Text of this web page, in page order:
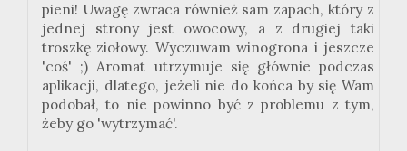
pieni! Uwagę zwraca również sam zapach, który z
jednej strony jest owocowy, a z drugiej taki
troszkę ziołowy. Wyczuwam winogrona i jeszcze
'coś' ;) Aromat utrzymuje się głównie podczas
aplikacji, dlatego, jeżeli nie do końca by się Wam
podobał, to nie powinno być z problemu z tym,
żeby go 'wytrzymać'.